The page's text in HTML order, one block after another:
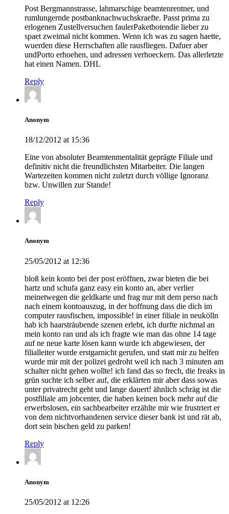
Post Bergmannstrasse, lahmarschige beamtenrentner, und
rumlungernde postbanknachwuchskraefte. Passt prima zu
erlogenen Zustellversuchen faulerPaketbotendie lieber zu
spaet zweimal nicht kommen. Wenn ich was zu sagen haette,
wuerden diese Herrschaften alle rausfliegen. Dafuer aber
undPorto erhoehen, und adressen verhoeckern. Das allerletzte
hat einen Namen. DHL
Reply
Anonym
18/12/2012 at 15:36
Eine von absoluter Beamtenmentalität geprägte Filiale und
definitiv nicht die freundlichsten Mitarbeiter. Die langen
Wartezeiten kommen nicht zuletzt durch völlige Ignoranz
bzw. Unwillen zur Stande!
Reply
Anonym
25/05/2012 at 12:36
bloß kein konto bei der post eröffnen, zwar bieten die bei
hartz und schufa ganz easy ein konto an, aber verlier
meinetwegen die geldkarte und frag nur mit dem perso nach
nach einem kontoauszug, in der hoffnung dass die dich im
computer rausfischen, impossible! in einer filiale in neukölln
hab ich haarsträubende szenen erlebt, ich durfte nichmal an
mein konto ran und als ich fragte wie man das ohne 14 tage
auf ne neue karte lösen kann wurde ich abgewiesen, der
filialleiter wurde erstgarnicht gerufen, und statt mir zu helfen
wurde mir mit der polizei gedroht weil ich nach 3 minuten am
schalter nicht gehen wollte! ich fand das so frech, die freaks in
grün suchte ich selber auf, die erklärten mir aber dass sowas
unter privatrecht geht und lange dauert! ähnlich schräg ist die
postfiliale am jobcenter, die haben keinen bock mehr auf die
erwerbslosen, ein sachbearbeiter erzählte mir wie frustriert er
von dem nichtvorhandenen service dieser bank ist und rät ab,
dort sein bischen geld zu parken!
Reply
Anonym
25/05/2012 at 12:26